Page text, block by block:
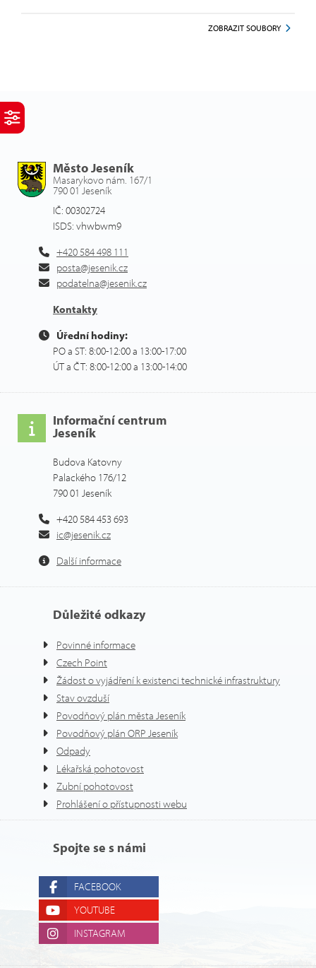
ZOBRAZIT SOUBORY
Město Jeseník
Masarykovo nám. 167/1
790 01 Jeseník
IČ: 00302724
ISDS: vhwbwm9
+420 584 498 111
posta@jesenik.cz
podatelna@jesenik.cz
Kontakty
Úřední hodiny:
PO a ST: 8:00-12:00 a 13:00-17:00
ÚT a ČT: 8:00-12:00 a 13:00-14:00
Informační centrum
Jeseník
Budova Katovny
Palackého 176/12
790 01 Jeseník
+420 584 453 693
ic@jesenik.cz
Další informace
Důležité odkazy
Povinné informace
Czech Point
Žádost o vyjádření k existenci technické infrastruktury
Stav ovzduší
Povodňový plán města Jeseník
Povodňový plán ORP Jeseník
Odpady
Lékařská pohotovost
Zubní pohotovost
Prohlášení o přístupnosti webu
Spojte se s námi
FACEBOOK
YOUTUBE
INSTAGRAM